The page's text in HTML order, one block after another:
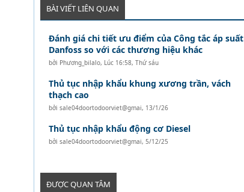
BÀI VIẾT LIÊN QUAN
Đánh giá chi tiết ưu điểm của Công tắc áp suất
Danfoss so với các thương hiệu khác
bởi Phương_bilalo, Lúc 16:58, Thứ sáu
Thủ tục nhập khẩu khung xương trần, vách
thạch cao
bởi sale04doortodoorviet@gmai, 13/1/26
Thủ tục nhập khẩu động cơ Diesel
bởi sale04doortodoorviet@gmai, 5/12/25
ĐƯỢC QUAN TÂM